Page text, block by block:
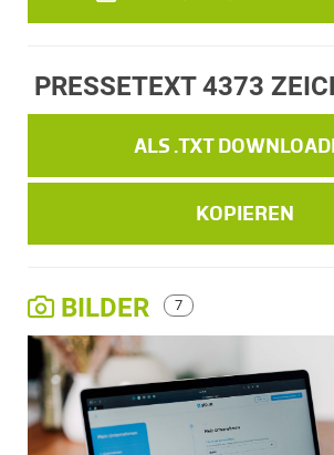
PRESSETEXT4373
ALS .TXT
KOPIEREN
BILDER 7